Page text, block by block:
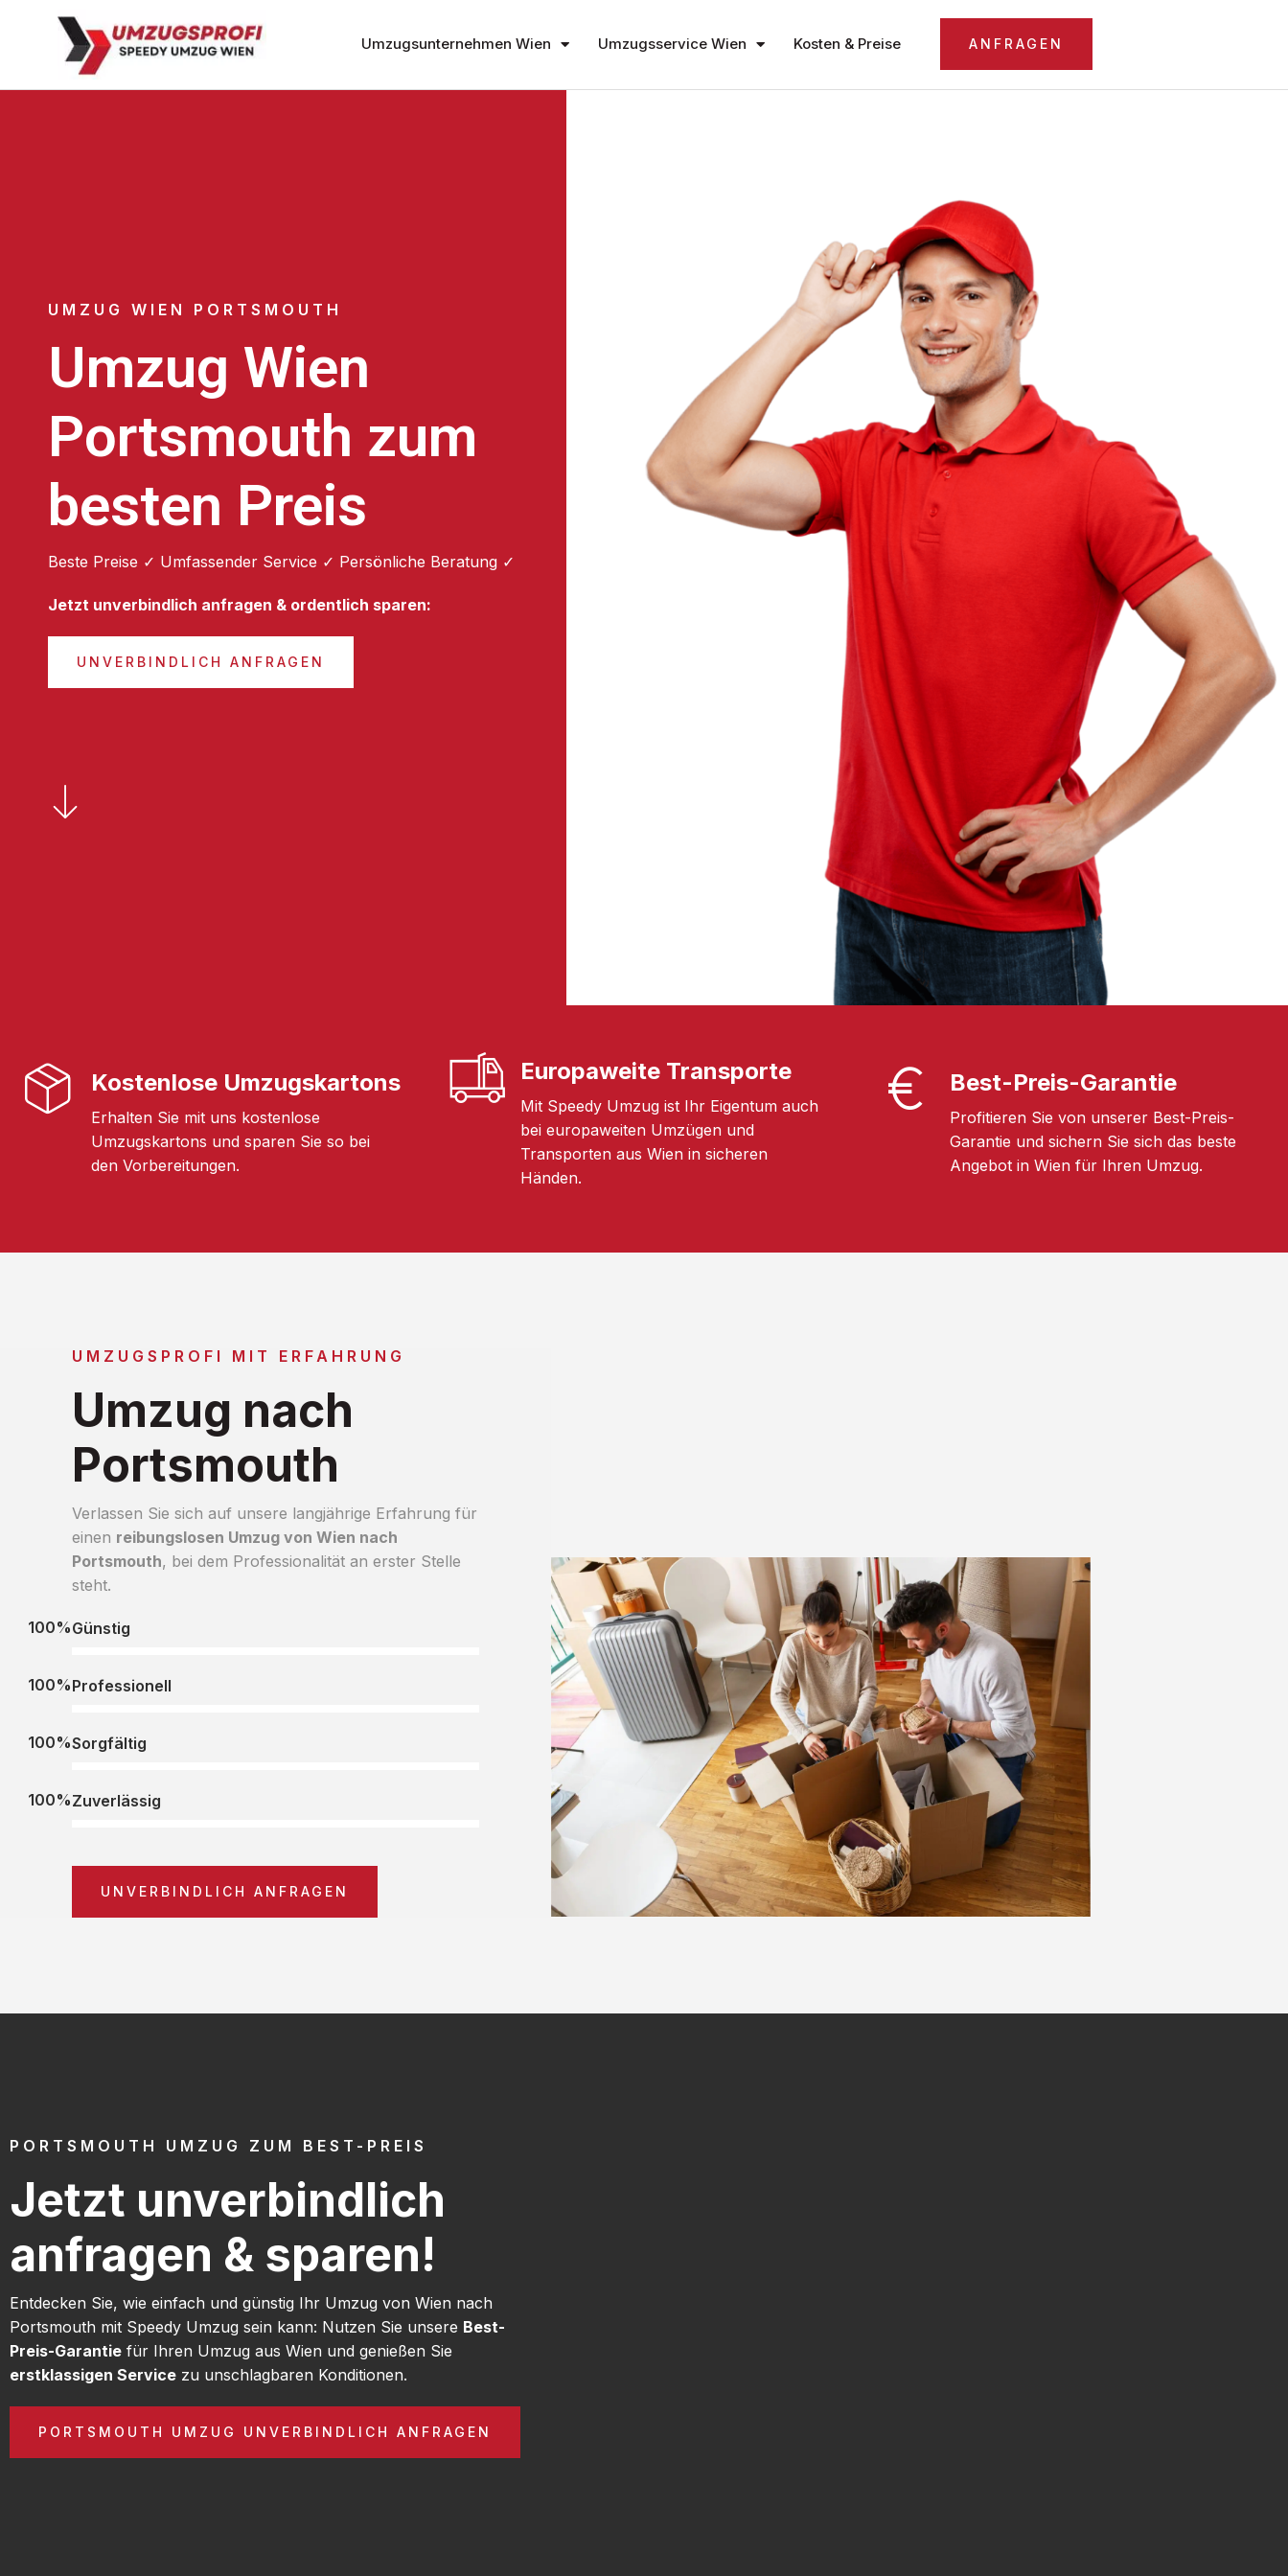
Umzugsunternehmen Wien Umzugsservice Wien Kosten & Preise ANFRAGEN
UMZUG WIEN PORTSMOUTH
Umzug Wien
Portsmouth zum
besten Preis
Beste Preise ✓ Umfassender Service ✓ Persönliche Beratung ✓
Jetzt unverbindlich anfragen & ordentlich sparen:
UNVERBINDLICH ANFRAGEN
Kostenlose Umzugskartons
Erhalten Sie mit uns kostenlose
Umzugskartons und sparen Sie so bei
den Vorbereitungen.
Europaweite Transporte
Mit Speedy Umzug ist Ihr Eigentum auch
bei europaweiten Umzügen und
Transporten aus Wien in sicheren
Händen.
Best-Preis-Garantie
Profitieren Sie von unserer Best-Preis-
Garantie und sichern Sie sich das beste
Angebot in Wien für Ihren Umzug.
UMZUGSPROFI MIT ERFAHRUNG
Umzug nach
Portsmouth
Verlassen Sie sich auf unsere langjährige Erfahrung für
einen reibungslosen Umzug von Wien nach
Portsmouth, bei dem Professionalität an erster Stelle
steht.
Günstig
100%
Professionell
100%
Sorgfältig
100%
Zuverlässig
100%
UNVERBINDLICH ANFRAGEN
PORTSMOUTH UMZUG ZUM BEST-PREIS
Jetzt unverbindlich
anfragen & sparen!
Entdecken Sie, wie einfach und günstig Ihr Umzug von Wien nach
Portsmouth mit Speedy Umzug sein kann: Nutzen Sie unsere Best-
Preis-Garantie für Ihren Umzug aus Wien und genießen Sie
erstklassigen Service zu unschlagbaren Konditionen.
PORTSMOUTH UMZUG UNVERBINDLICH ANFRAGEN